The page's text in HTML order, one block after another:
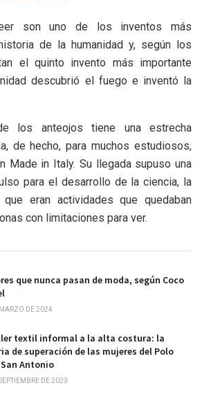
son uno de los inventos más
de la humanidad y, según los
el quinto invento más importante
descubrió el fuego e inventó la
los anteojos tiene una estrecha
de hecho, para muchos estudiosos,
Made in Italy. Su llegada supuso una
para el desarrollo de la ciencia, la
eran actividades que quedaban
con limitaciones para ver.
que nunca pasan de moda, según Coco
DE 2024
textil informal a la alta costura: la
de superación de las mujeres del Polo
Antonio
DE 2023